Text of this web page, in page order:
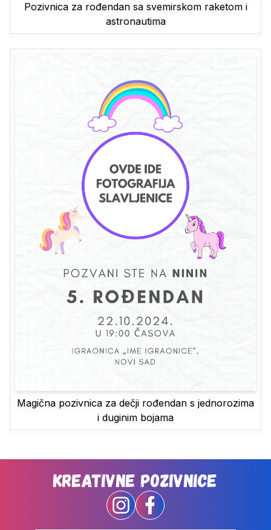
Pozivnica za rođendan sa svemirskom raketom i
astronautima
Magična pozivnica za dečji rođendan s jednorozima
i duginim bojama
Kreativne Pozivnice